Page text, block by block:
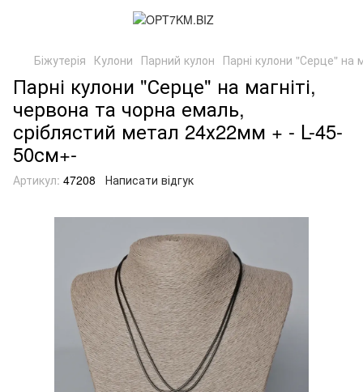
Біжутерія Кулони Парний кулон Парні кулони "Серце" на
Парні кулони "Серце" на магніті,
червона та чорна емаль,
сріблястий метал 24х22мм + - L-45-
50см+-
Артикул: 47208 Написати відгук